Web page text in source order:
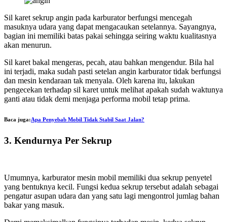
Sil karet sekrup angin pada karburator berfungsi mencegah
masuknya udara yang dapat mengacaukan setelannya. Sayangnya,
bagian ini memiliki batas pakai sehingga seiring waktu kualitasnya
akan menurun.
Sil karet bakal mengeras, pecah, atau bahkan mengendur. Bila hal
ini terjadi, maka sudah pasti setelan angin karburator tidak berfungsi
dan mesin kendaraan tak menyala. Oleh karena itu, lakukan
pengecekan terhadap sil karet untuk melihat apakah sudah waktunya
ganti atau tidak demi menjaga performa mobil tetap prima.
Baca juga:Apa Penyebab Mobil Tidak Stabil Saat Jalan?
3. Kendurnya Per Sekrup
Umumnya, karburator mesin mobil memiliki dua sekrup penyetel
yang bentuknya kecil. Fungsi kedua sekrup tersebut adalah sebagai
pengatur asupan udara dan yang satu lagi mengontrol jumlag bahan
bakar yang masuk.